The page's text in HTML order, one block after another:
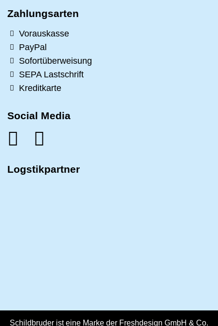
Zahlungsarten
Vorauskasse
PayPal
Sofortüberweisung
SEPA Lastschrift
Kreditkarte
Social Media
Logstikpartner
Schildbruder ist eine Marke der Freshdesign GmbH & Co.